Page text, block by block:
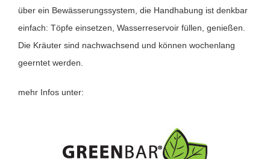
über ein Bewässerungssystem, die Handhabung ist denkbar
einfach: Töpfe einsetzen, Wasserreservoir füllen, genießen.
Die Kräuter sind nachwachsend und können wochenlang
geerntet werden.
mehr Infos unter: